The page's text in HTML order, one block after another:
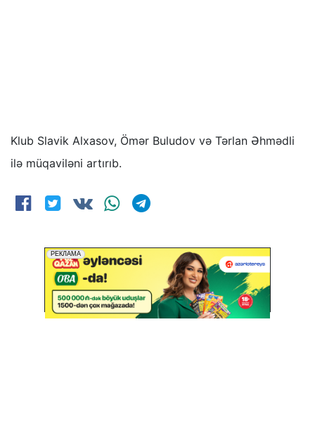
Klub Slavik Alxasov, Ömər Buludov və Tərlan Əhmədli
ilə müqaviləni artırıb.